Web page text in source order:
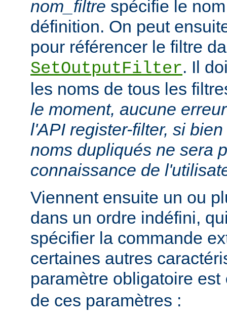
nom_filtre spécifie le
définition. On peut
pour référencer le filtre
SetOutputFilter. Il
les noms de tous les
le moment, aucune
l'API register-filter, si
noms dupliqués ne sera
connaissance de
Viennent ensuite un ou
dans un ordre indéfini,
spécifier la commande
certaines autres
paramètre obligatoire est
de ces paramètres :